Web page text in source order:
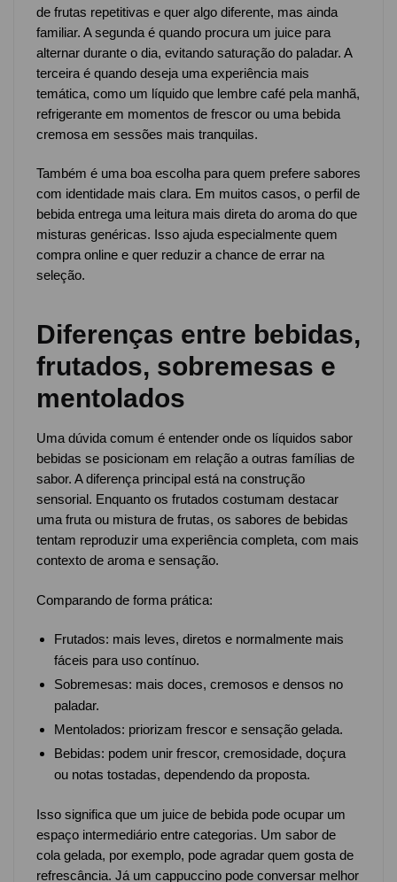
de frutas repetitivas e quer algo diferente, mas ainda
familiar. A segunda é quando procura um juice para
alternar durante o dia, evitando saturação do paladar. A
terceira é quando deseja uma experiência mais
temática, como um líquido que lembre café pela manhã,
refrigerante em momentos de frescor ou uma bebida
cremosa em sessões mais tranquilas.
Também é uma boa escolha para quem prefere sabores
com identidade mais clara. Em muitos casos, o perfil de
bebida entrega uma leitura mais direta do aroma do que
misturas genéricas. Isso ajuda especialmente quem
compra online e quer reduzir a chance de errar na
seleção.
Diferenças entre bebidas,
frutados, sobremesas e
mentolados
Uma dúvida comum é entender onde os líquidos sabor
bebidas se posicionam em relação a outras famílias de
sabor. A diferença principal está na construção
sensorial. Enquanto os frutados costumam destacar
uma fruta ou mistura de frutas, os sabores de bebidas
tentam reproduzir uma experiência completa, com mais
contexto de aroma e sensação.
Comparando de forma prática:
Frutados: mais leves, diretos e normalmente mais
fáceis para uso contínuo.
Sobremesas: mais doces, cremosos e densos no
paladar.
Mentolados: priorizam frescor e sensação gelada.
Bebidas: podem unir frescor, cremosidade, doçura
ou notas tostadas, dependendo da proposta.
Isso significa que um juice de bebida pode ocupar um
espaço intermediário entre categorias. Um sabor de
cola gelada, por exemplo, pode agradar quem gosta de
refrescância. Já um cappuccino pode conversar melhor